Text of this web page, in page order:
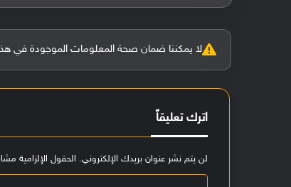
لا يمكننا ضمان صحة المعلومات الموجودة في هذه الصفحة بنسبة
اترك تعليقاً
لن يتم نشر عنوان بريدك الإلكتروني. الحقول الإلزامية